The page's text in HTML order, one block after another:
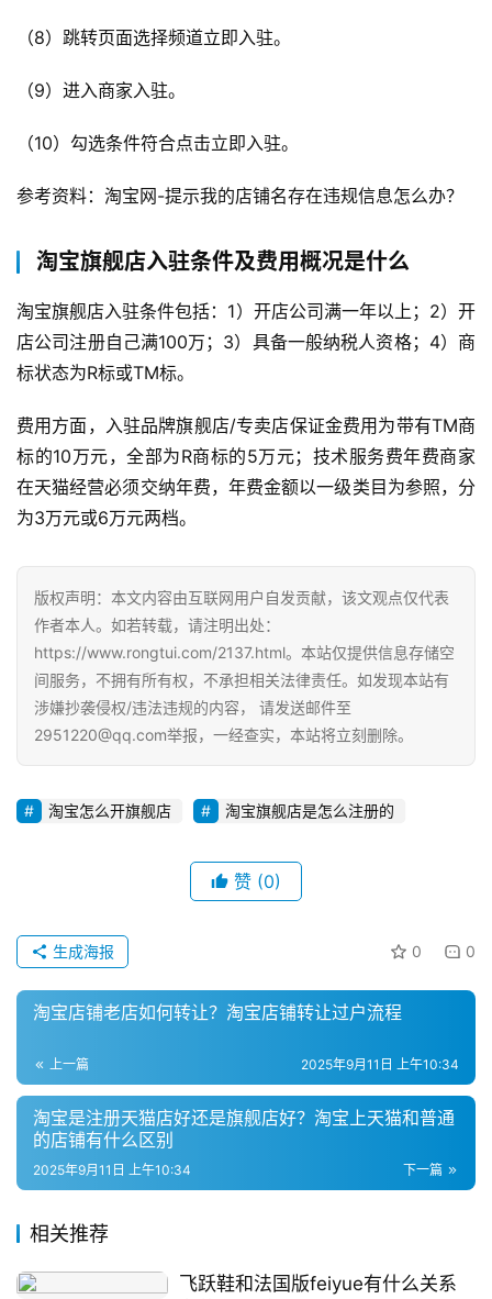
（8）跳转页面选择频道立即入驻。
（9）进入商家入驻。
（10）勾选条件符合点击立即入驻。
参考资料：淘宝网-提示我的店铺名存在违规信息怎么办？
淘宝旗舰店入驻条件及费用概况是什么
淘宝旗舰店入驻条件包括：1）开店公司满一年以上；2）开
店公司注册自己满100万；3）具备一般纳税人资格；4）商
标状态为R标或TM标。
费用方面，入驻品牌旗舰店/专卖店保证金费用为带有TM商
标的10万元，全部为R商标的5万元；技术服务费年费商家
在天猫经营必须交纳年费，年费金额以一级类目为参照，分
为3万元或6万元两档。
版权声明：本文内容由互联网用户自发贡献，该文观点仅代表
作者本人。如若转载，请注明出处：
https://www.rongtui.com/2137.html。本站仅提供信息存储空
间服务，不拥有所有权，不承担相关法律责任。如发现本站有
涉嫌抄袭侵权/违法违规的内容， 请发送邮件至
2951220@qq.com举报，一经查实，本站将立刻删除。
淘宝怎么开旗舰店 淘宝旗舰店是怎么注册的
赞 (0)
0 0
生成海报
淘宝店铺老店如何转让？淘宝店铺转让过户流程
上一篇 2025年9月11日 上午10:34
淘宝是注册天猫店好还是旗舰店好？淘宝上天猫和普通
的店铺有什么区别
下一篇
2025年9月11日 上午10:34
相关推荐
飞跃鞋和法国版feiyue有什么关系